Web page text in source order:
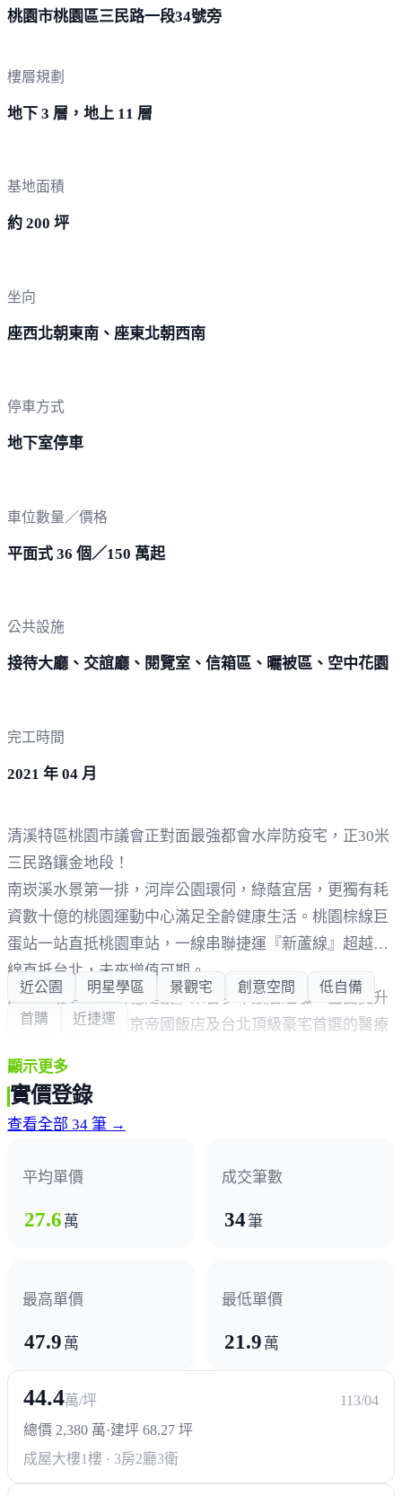
桃園市桃園區三民路一段34號旁
樓層規劃
地下 3 層，地上 11 層
基地面積
約 200 坪
坐向
座西北朝東南、座東北朝西南
停車方式
地下室停車
車位數量／價格
平面式 36 個／150 萬起
公共設施
接待大廳、交誼廳、閱覽室、信箱區、曬被區、空中花園
完工時間
2021 年 04 月
清溪特區桃園市議會正對面最強都會水岸防疫宅，正30米
三民路鑲金地段！
南崁溪水景第一排，河岸公園環伺，綠蔭宜居，更獨有耗
資數十億的桃園運動中心滿足全齡健康生活。桃園棕線巨
蛋站一站直抵桃園車站，一線串聯捷運『新蘆線』超越綠
線直抵台北，未來增值可期。
飯店精品建商『易德建設』集合多年飯店經驗，全面提升
防疫高規格，與東京帝國飯店及台北頂級豪宅首選的醫療
體會清新無毒好空氣。
『易德吉荷』挑高3米6媲美頂級豪宅，27坪正三民路都會
宅，38坪南崁溪水岸人生，高坪效超機能，限量15戶早鳥
桃園市桃園區南崁黃金地段，河景＋捷運未來看漲
易德建設於桃園市桃園區推出全新建案「易德吉荷」，目
鄰正30米的三民路黃金地段。風景優美位在南崁溪水景第
成的桃園運動中心，全齡運動正適合。學區有青溪國小、
青溪國中、桃園高中、德來幼稚園、北科附工，生活圈機
能方便又多元。
「易德吉荷」為施工中的店住大樓，基地總面積200坪，
總計33戶住家、1戶店面。樓高11樓、地下3層規劃為停車
場，計有平面式停車位36個。 公設包含了接待大廳、空中
近公園 明星學區 景觀宅 創意空間 低自備
首購 近捷運
顯示更多
實價登錄
查看全部 34 筆 →
平均單價
27.6 萬
成交筆數
34筆
最高單價
47.9 萬
最低單價
21.9 萬
44.4萬/坪
113/04
總價 2,380 萬·建坪 68.27 坪
成屋大樓1樓 · 3房2廳3衛